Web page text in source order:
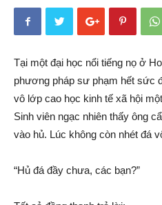
Tại một đại học nổi tiếng nọ ở
phương pháp sư phạm hết sức
vô lớp cao học kinh tế xã hội
Sinh viên ngạc nhiên thấy ông
vào hủ. Lúc không còn nhét đá
“Hủ đá đầy chưa, các bạn?”